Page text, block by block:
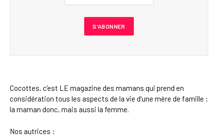
Cocottes, c’est LE magazine des mamans qui prend en
considération tous les aspects de la vie d’une mère de famille :
la maman donc, mais aussi la femme.
Nos autrices :